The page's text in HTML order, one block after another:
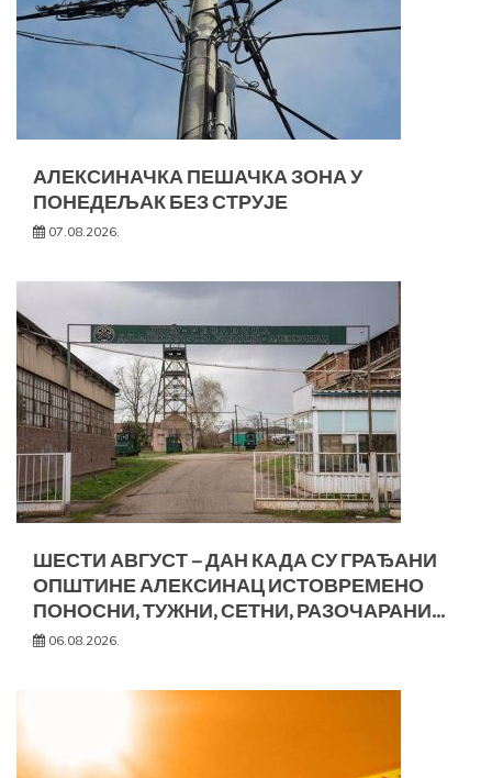
АЛЕКСИНАЧКА ПЕШАЧКА ЗОНА У
ПОНЕДЕЉАК БЕЗ СТРУЈЕ
07.08.2026.
ШЕСТИ АВГУСТ – ДАН КАДА СУ ГРАЂАНИ
ОПШТИНЕ АЛЕКСИНАЦ ИСТОВРЕМЕНО
ПОНОСНИ, ТУЖНИ, СЕТНИ, РАЗОЧАРАНИ…
06.08.2026.